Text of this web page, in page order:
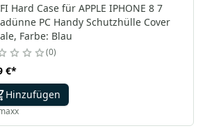
Hard Case für APPLE IPHONE 8 7
PC Handy Schutzhülle Cover
Farbe: Blau
0
€*
Hinzufügen